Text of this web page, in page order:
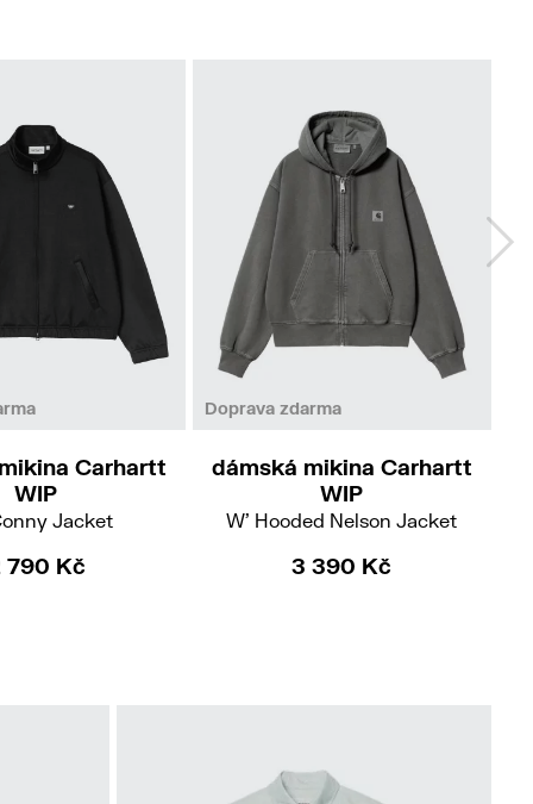
S
Carhartt
WIP
Jacket
790 Kč
Doprava zdarma
XS
dámská mikina Carhartt
WIP
W' Hooded Nelson Jacket
3 390 Kč